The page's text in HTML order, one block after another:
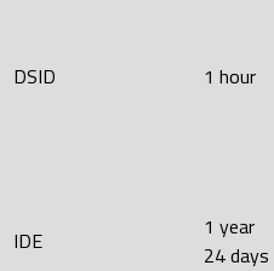
DSID 1 hour
IDE
1 year
24 days